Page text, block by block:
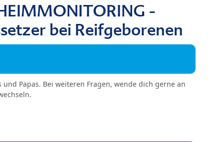
-
bei Reifgeborenen
Papas. Bei weiteren Fragen, wende dich gerne an